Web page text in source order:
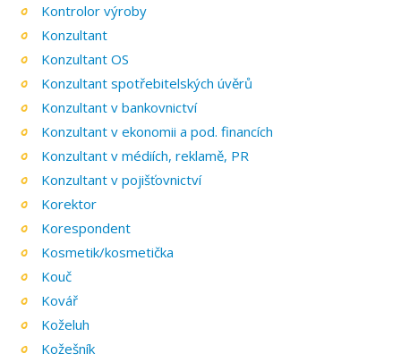
Kontrolor výroby
Konzultant
Konzultant OS
Konzultant spotřebitelských úvěrů
Konzultant v bankovnictví
Konzultant v ekonomii a pod. financích
Konzultant v médiích, reklamě, PR
Konzultant v pojišťovnictví
Korektor
Korespondent
Kosmetik/kosmetička
Kouč
Kovář
Koželuh
Kožešník